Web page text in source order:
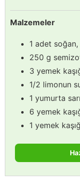
Malzemeler
1 adet soğan,
250 g
3 yemek
1/2 limonun
1 yumurta
6 yemek
1 yemek